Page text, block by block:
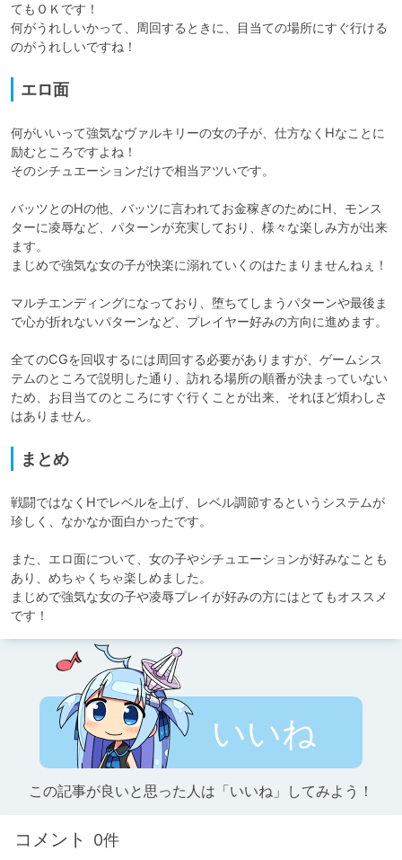
てもＯＫです！
何がうれしいかって、周回するときに、目当ての場所にすぐ行ける
のがうれしいですね！
エロ面
何がいいって強気なヴァルキリーの女の子が、仕方なくHなことに
励むところですよね！
そのシチュエーションだけで相当アツいです。
バッツとのHの他、バッツに言われてお金稼ぎのためにH、モンス
ターに凌辱など、パターンが充実しており、様々な楽しみ方が出来
ます。
まじめで強気な女の子が快楽に溺れていくのはたまりませんねぇ！
マルチエンディングになっており、堕ちてしまうパターンや最後ま
で心が折れないパターンなど、プレイヤー好みの方向に進めます。
全てのCGを回収するには周回する必要がありますが、ゲームシス
テムのところで説明した通り、訪れる場所の順番が決まっていない
ため、お目当てのところにすぐ行くことが出来、それほど煩わしさ
はありません。
まとめ
戦闘ではなくHでレベルを上げ、レベル調節するというシステムが
珍しく、なかなか面白かったです。
また、エロ面について、女の子やシチュエーションが好みなことも
あり、めちゃくちゃ楽しめました。
まじめで強気な女の子や凌辱プレイが好みの方にはとてもオススメ
です！
いいね
この記事が良いと思った人は「いいね」してみよう！
コメント 0件